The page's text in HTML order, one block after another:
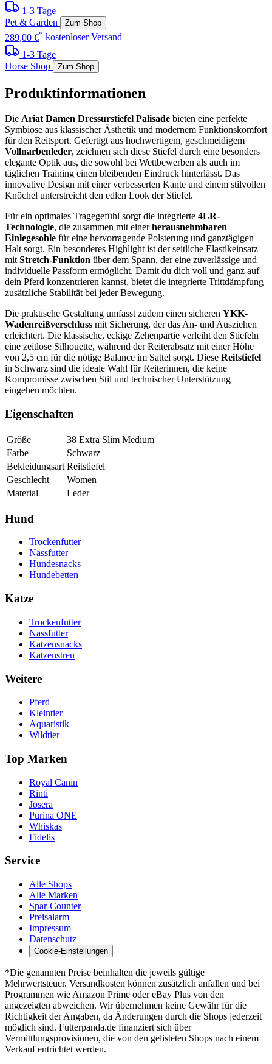
1-3 Tage
Pet & Garden
Zum Shop
289,00 €* kostenloser Versand
1-3 Tage
Horse Shop
Zum Shop
Produktinformationen
Die Ariat Damen Dressurstiefel Palisade bieten eine perfekte
Symbiose aus klassischer Ästhetik und modernem Funktionskomfort
für den Reitsport. Gefertigt aus hochwertigem, geschmeidigem
Vollnarbenleder, zeichnen sich diese Stiefel durch eine besonders
elegante Optik aus, die sowohl bei Wettbewerben als auch im
täglichen Training einen bleibenden Eindruck hinterlässt. Das
innovative Design mit einer verbesserten Kante und einem stilvollen
Knöchel unterstreicht den edlen Look der Stiefel.
Für ein optimales Tragegefühl sorgt die integrierte 4LR-
Technologie, die zusammen mit einerherausnehmbaren
Einlegesohle für eine hervorragende Polsterung und ganztägigen
Halt sorgt. Ein besonderes Highlight ist der seitliche Elastikeinsatz
mitStretch-Funktion über dem Spann, der eine zuverlässige und
individuelle Passform ermöglicht. Damit du dich voll und ganz auf
dein Pferd konzentrieren kannst, bietet die integrierte Trittdämpfung
zusätzliche Stabilität bei jeder Bewegung.
Die praktische Gestaltung umfasst zudem einen sicheren YKK-
Wadenreißverschluss mit Sicherung, der das An- und Ausziehen
erleichtert. Die klassische, eckige Zehenpartie verleiht den Stiefeln
eine zeitlose Silhouette, während der Reiterabsatz mit einer Höhe
von 2,5 cm für die nötige Balance im Sattel sorgt. Diese Reitstiefel
in Schwarz sind die ideale Wahl für Reiterinnen, die keine
Kompromisse zwischen Stil und technischer Unterstützung
eingehen möchten.
Eigenschaften
Größe
38 Extra Slim Medium
Farbe
Schwarz
Bekleidungsart Reitstiefel
Geschlecht
Women
Material
Leder
Hund
Trockenfutter
Nassfutter
Hundesnacks
Hundebetten
Katze
Trockenfutter
Nassfutter
Katzensnacks
Katzenstreu
Weitere
Pferd
Kleintier
Aquaristik
Wildtier
Top Marken
Royal Canin
Rinti
Josera
Purina ONE
Whiskas
Fidelis
Service
Alle Shops
Alle Marken
Spar-Counter
Preisalarm
Impressum
Datenschutz
Cookie-Einstellungen
*Die genannten Preise beinhalten die jeweils gültige
Mehrwertsteuer. Versandkosten können zusätzlich anfallen und bei
Programmen wie Amazon Prime oder eBay Plus von den
angezeigten abweichen. Wir übernehmen keine Gewähr für die
Richtigkeit der Angaben, da Änderungen durch die Shops jederzeit
möglich sind. Futterpanda.de finanziert sich über
Vermittlungsprovisionen, die von den gelisteten Shops nach einem
Verkauf entrichtet werden.